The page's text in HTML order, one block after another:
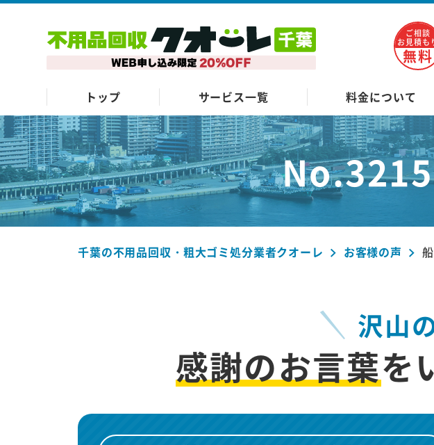
ご相談
お見積も
無料
トップ サービス一覧 料金について
千葉の不用品回収・粗大ゴミ処分業者クオーレ お客様の声
沢山
感謝のお言葉を